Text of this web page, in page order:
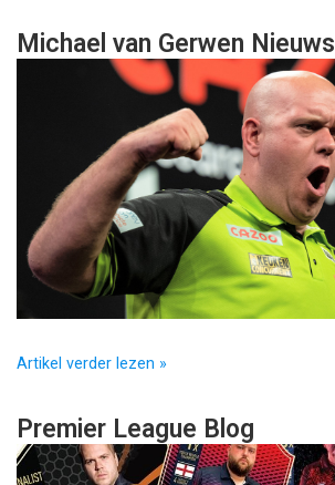
Michael van Gerwen Nieuws
Artikel verder lezen »
Premier League Blog